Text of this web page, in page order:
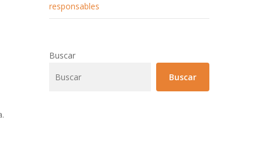
responsables
Buscar
Buscar